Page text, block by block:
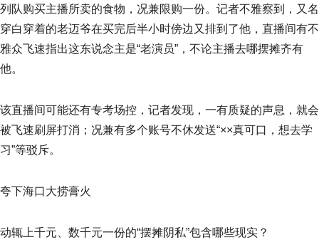
列队购买主播所卖的食物，况兼限购一份。记者不雅察到，又名
穿白穿着的老迈爷在买完后半小时傍边又排到了他，直播间有不
雅众飞速指出这东说念主是“老演员”，不论主播去哪摆摊齐有
他。
该直播间可能还有专考场控，记者发现，一有质疑的声息，就会
被飞速刷屏打消；况兼有多个账号不休发送“××真可口，想去学
习”等驳斥。
夸下海口大捞膏火
动辄上千元、数千元一份的“摆摊阴私”包含哪些现实？